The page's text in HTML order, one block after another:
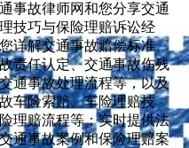
事故律师网和您分享交通
技巧与保险理赔诉讼经
详解交通事故赔偿标准、
责任认定、交通事故伤残
通事故处理流程等，以及
车险索赔、车险理赔技
理赔流程等；实时提供法
通事故案例和保险理赔案